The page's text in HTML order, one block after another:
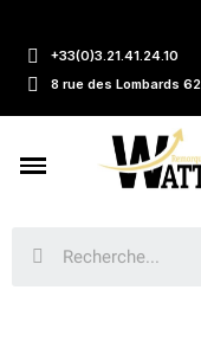
+33(0)3.21.41.24.10
8 rue des Lombards